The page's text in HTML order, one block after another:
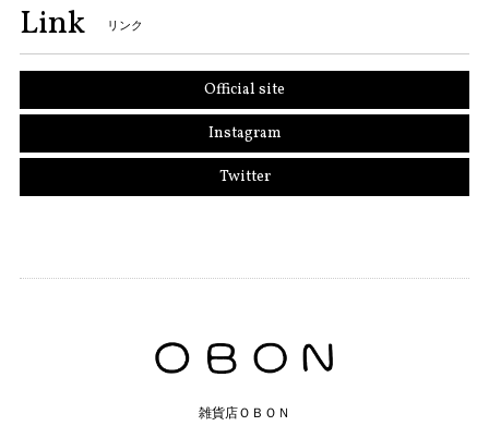
Link リンク
Official site
Instagram
Twitter
雑貨店ＯＢＯＮ